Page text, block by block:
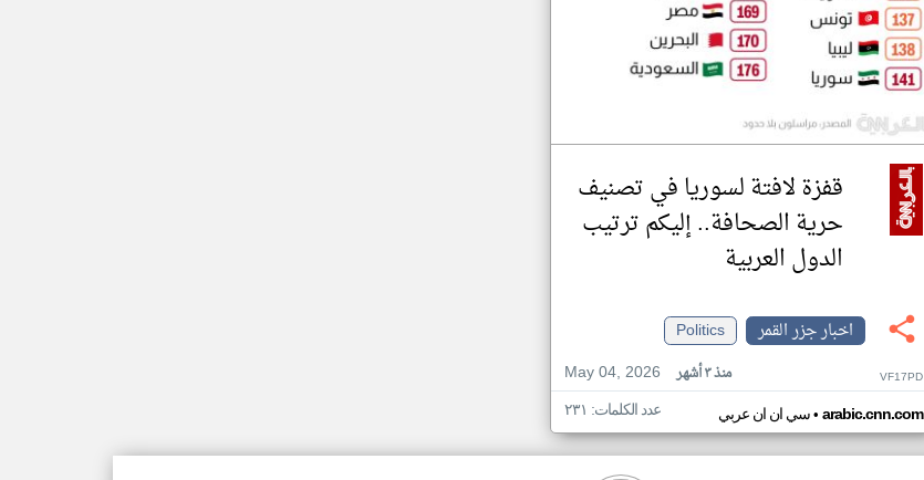
قفزة لافتة لسوريا في تصنيف
حرية الصحافة.. إليكم ترتيب
الدول العربية
اخبار جزر القمر
Politics
May 04, 2026
منذ ٣ أشهر VF17PD
سي ان ان عربي• arabic.cnn.com عدد الكلمات: ٢٣١